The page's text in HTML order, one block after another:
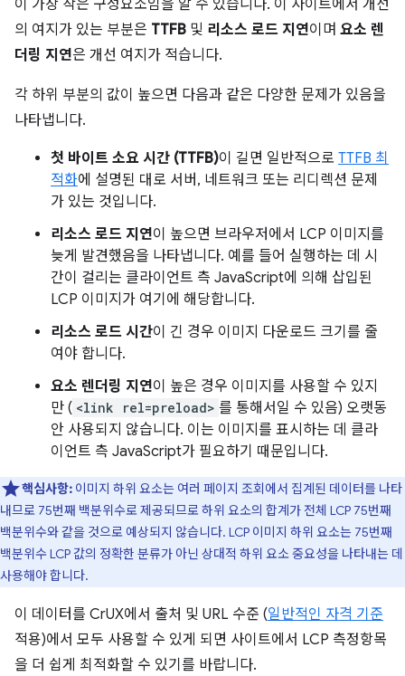
이 가장 작은 구성요소임을 알 수 있습니다. 이 사이트에서 개선
의 여지가 있는 부분은 TTFB 및 리소스 로드 지연이며 요소 렌
더링 지연은 개선 여지가 적습니다.
각 하위 부분의 값이 높으면 다음과 같은 다양한 문제가 있음을
나타냅니다.
첫 바이트 소요 시간 (TTFB)이 길면 일반적으로 TTFB 최
적화에 설명된 대로 서버, 네트워크 또는 리디렉션 문제
가 있는 것입니다.
리소스 로드 지연이 높으면 브라우저에서 LCP 이미지를
늦게 발견했음을 나타냅니다. 예를 들어 실행하는 데 시
간이 걸리는 클라이언트 측 JavaScript에 의해 삽입된
LCP 이미지가 여기에 해당합니다.
리소스 로드 시간이 긴 경우 이미지 다운로드 크기를 줄
여야 합니다.
요소 렌더링 지연이 높은 경우 이미지를 사용할 수 있지
만 ( <link rel=preload> 를 통해서일 수 있음) 오랫동
안 사용되지 않습니다. 이는 이미지를 표시하는 데 클라
이언트 측 JavaScript가 필요하기 때문입니다.
핵심사항: 이미지 하위 요소는 여러 페이지 조회에서 집계된 데이터를 나타
내므로 75번째 백분위수로 제공되므로 하위 요소의 합계가 전체 LCP 75번째
백분위수와 같을 것으로 예상되지 않습니다. LCP 이미지 하위 요소는 75번째
백분위수 LCP 값의 정확한 분류가 아닌 상대적 하위 요소 중요성을 나타내는 데
사용해야 합니다.
이 데이터를 CrUX에서 출처 및 URL 수준 (일반적인 자격 기준
적용)에서 모두 사용할 수 있게 되면 사이트에서 LCP 측정항목
을 더 쉽게 최적화할 수 있기를 바랍니다.